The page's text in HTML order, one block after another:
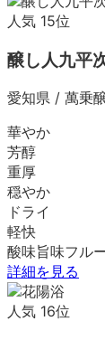
人気 15位
醸し人九平
愛知県 / 萬乗
華やか
芳醇
重厚
穏やか
ドライ
軽快
酸味旨味フル
詳細を見る
人気 16位